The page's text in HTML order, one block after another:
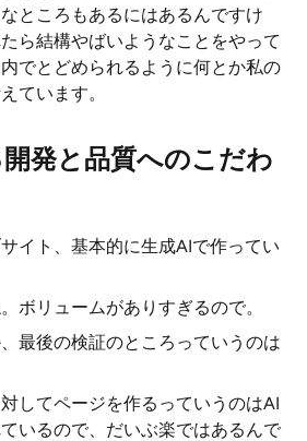
ところもあるにはあるんですけ
ら結構やばいようなことをやって
でとどめられるように何とか私の
ています。
発と品質へのこだわ
イト、基本的に生成AIで作ってい
ボリュームがありすぎるので。
最後の検証のところっていうのは
してページを作るっていうのはAI
いるので、だいぶ楽ではあるんで